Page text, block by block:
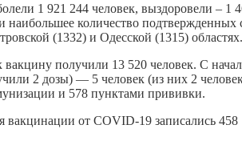
1 921 244 человек, выздоровели – 1
наибольшее количество подтвержденных
(1332) и Одесской (1315) областях.
получили 13 520 человек. С
2 дозы) — 5 человек (из них 2
и 578 пунктами прививки.
от COVID-19 записались 458